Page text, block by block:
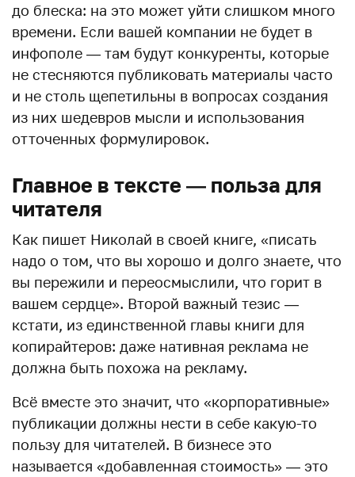
до блеска: на это может уйти слишком много
времени. Если вашей компании не будет в
инфополе — там будут конкуренты, которые
не стесняются публиковать материалы часто
и не столь щепетильны в вопросах создания
из них шедевров мысли и использования
отточенных формулировок.
Главное в тексте — польза для
читателя
Как пишет Николай в своей книге, «писать
надо о том, что вы хорошо и долго знаете, что
вы пережили и переосмыслили, что горит в
вашем сердце». Второй важный тезис —
кстати, из единственной главы книги для
копирайтеров: даже нативная реклама не
должна быть похожа на рекламу.
Всё вместе это значит, что «корпоративные»
публикации должны нести в себе какую-то
пользу для читателей. В бизнесе это
называется «добавленная стоимость» — это